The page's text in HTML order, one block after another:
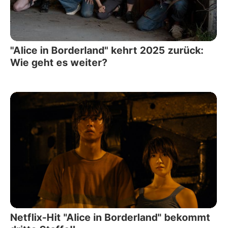
"Alice in Borderland" kehrt 2025 zurück:
Wie geht es weiter?
Netflix-Hit "Alice in Borderland" bekommt